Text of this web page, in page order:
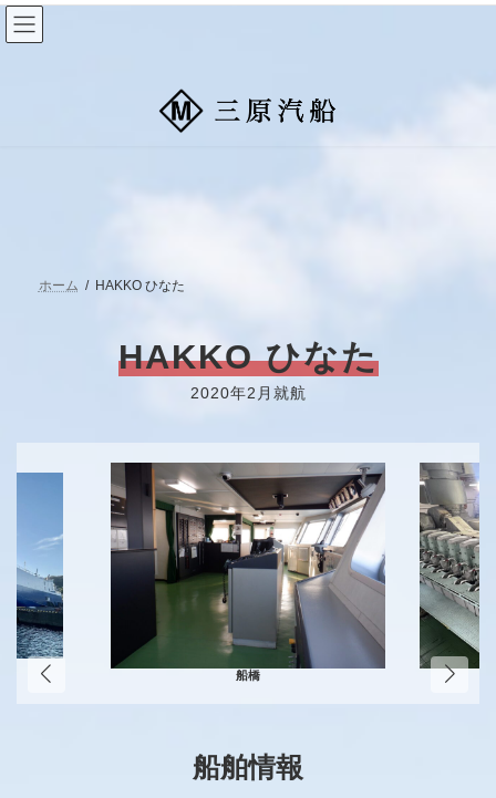
コ
ン
テ
ナ
ビ
ゲ
ホーム HAKKO ひなた
HAKKO ひなた
2020年2月就航
船橋
船舶情報